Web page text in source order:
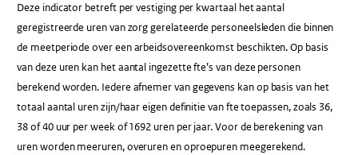
Deze indicator betreft per vestiging per kwartaal het aantal
geregistreerde uren van zorg gerelateerde personeelsleden die binnen
de meetperiode over een arbeidsovereenkomst beschikten. Op basis
van deze uren kan het aantal ingezette fte’s van deze personen
berekend worden. Iedere afnemer van gegevens kan op basis van het
totaal aantal uren zijn/haar eigen definitie van fte toepassen, zoals 36,
38 of 40 uur per week of 1692 uren per jaar. Voor de berekening van
uren worden meeruren, overuren en oproepuren meegerekend.